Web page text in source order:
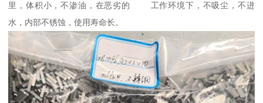
里，体积小，不渗油，在恶劣的 工作环境下，不吸尘，不进
水，内部不锈蚀，使用寿命长。